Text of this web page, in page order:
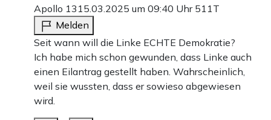
Apollo 13 15.03.2025 um 09:40 Uhr 511T
Melden
Seit wann will die Linke ECHTE Demokratie?
Ich habe mich schon gewunden, dass Linke auch
einen Eilantrag gestellt haben. Wahrscheinlich,
weil sie wussten, dass er sowieso abgewiesen
wird.